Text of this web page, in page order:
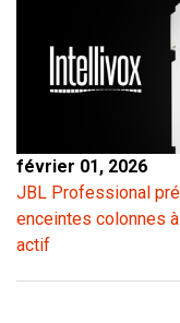
février 01, 2026
JBL Professional
enceintes colonnes
actif